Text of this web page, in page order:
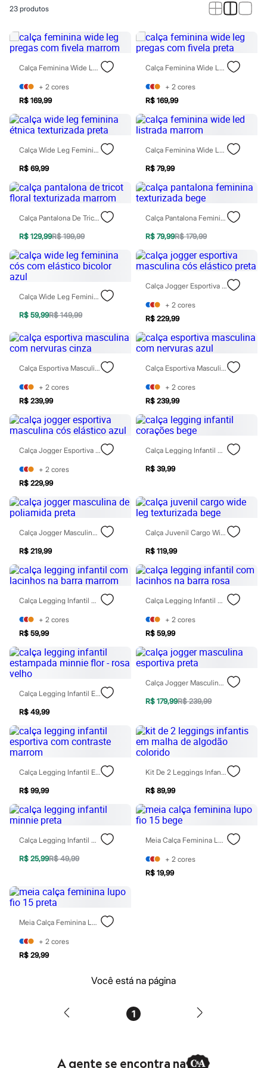
Casacos e Jaquetas
Macacões
Saias
Shorts e Bermudas
Vestidos
Bolsas
Bonés e Chapéus
Cintos
Óculos
Calçados
Botas
Chinelos
Rasteirinhas
Sandálias
Sapatilhas
Tênis
City
Clock House
Mindset
Sawary
Yessica
Moda esportiva
Acessórios
Blusas
Leggings
Shorts e Bermudas
Tops
Moda íntima
Cintas e Modeladores
Meias
Sutiãs e Tops
Moda praia
Maiôs
Saídas de praia
Personagens
Plus size
Blusas e Camisetas
Calças
Casacos e Jaquetas
Jeans
Moda esportiva
Shorts e Saias
Masculino
Em alta
Inverno
Novidades
Roupas
Bermudas
Camisas
Calças
Camisetas e Regatas
Casacos e Jaquetas
Jeans
Polos
Acessórios
Chapéus e Bonés
Cintos
Carteiras
Relógios
Calçados
Botas
Chinelos
Sapatos
Sandálias e Papetes
Tênis
Acessórios
Calças
Calçados
Moda íntima
Cuecas
Meias
Pijamas
Shorts e Bermudas
23 produtos
Calça Feminina Wide Leg Pregas Com Fivela Marrom
+ 2 cores
R$ 169,99
Calça Feminina Wide Leg Pregas Com Fivela Preta
+ 2 cores
R$ 169,99
Calça Wide Leg Feminina Étnica Texturizada Preta
R$ 69,99
Calça Feminina Wide Led Listrada Marrom
R$ 79,99
Calça Pantalona De Tricot Floral Texturizada Marrom
R$ 129,99R$ 199,99
Calça Pantalona Feminina Texturizada Bege
R$ 79,99R$ 179,99
Calça Wide Leg Feminina Cós Com Elástico Bicolor Azul
R$ 59,99R$ 149,99
Calça Jogger Esportiva Masculina Cós Elástico Preta
+ 2 cores
R$ 229,99
Calça Esportiva Masculina Com Nervuras Cinza
+ 2 cores
R$ 239,99
Calça Esportiva Masculina Com Nervuras Azul
+ 2 cores
R$ 239,99
Calça Jogger Esportiva Masculina Cós Elástico Azul
+ 2 cores
R$ 229,99
Calça Legging Infantil Corações Bege
R$ 39,99
Calça Jogger Masculina De Poliamida Preta
R$ 219,99
Calça Juvenil Cargo Wide Leg Texturizada Bege
R$ 119,99
Calça Legging Infantil Com Lacinhos Na Barra Marrom
+ 2 cores
R$ 59,99
Calça Legging Infantil Com Lacinhos Na Barra Rosa
+ 2 cores
R$ 59,99
Calça Legging Infantil Estampada Minnie Flor - Rosa Velho
R$ 49,99
Calça Jogger Masculina Esportiva Preta
R$ 179,99R$ 239,99
Calça Legging Infantil Esportiva Com Contraste Marrom
R$ 99,99
Kit De 2 Leggings Infantis Em Malha De Algodão Colorido
R$ 89,99
Calça Legging Infantil Minnie Preta
R$ 25,99R$ 49,99
Meia Calça Feminina Lupo Fio 15 Bege
+ 2 cores
R$ 19,99
Meia Calça Feminina Lupo Fio 15 Preta
+ 2 cores
R$ 29,99
Você está na página
1
A gente se encontra na